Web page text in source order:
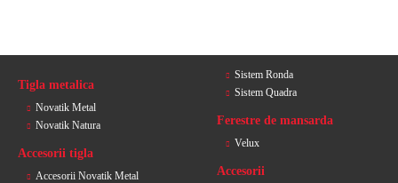
Tigla metalica
Novatik Metal
Novatik Natura
Accesorii tigla
Accesorii Novatik Metal
Sistem Ronda
Sistem Quadra
Ferestre de mansarda
Velux
Accesorii